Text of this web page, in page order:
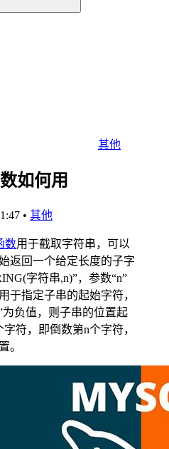
其他
如何用
• 其他
数用于截取字符串，可以
返回一个给定长度的子字
字符串,n)”，参数“n”
于指定子串的起始字符，
负值，则子串的位置起
符，即倒数第n个字符，
。